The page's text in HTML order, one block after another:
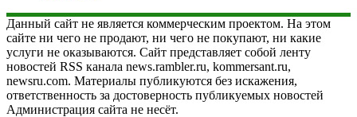
Данный сайт не является коммерческим проектом. На этом
сайте ни чего не продают, ни чего не покупают, ни какие
услуги не оказываются. Сайт представляет собой ленту
новостей RSS канала news.rambler.ru, kommersant.ru,
newsru.com. Материалы публикуются без искажения,
ответственность за достоверность публикуемых новостей
Администрация сайта не несёт.